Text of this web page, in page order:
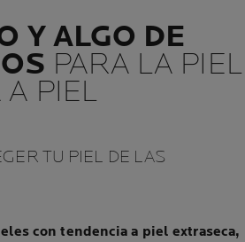
Y ALGO DE
PARA LA PIEL
A PIEL
TU PIEL DE LAS
con tendencia a piel extraseca,